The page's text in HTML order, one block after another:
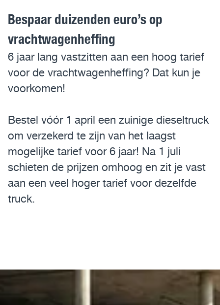
Assistentiesystemen voor jouw MAN
Mobile24
MAN Werkplaatsen
MAN Smart Tacho
Bespaar duizenden euro’s op
vrachtwagenheffing
6 jaar lang vastzitten aan een hoog tarief
voor de vrachtwagenheffing? Dat kun je
voorkomen!
Bestel vóór 1 april een zuinige dieseltruck
om verzekerd te zijn van het laagst
mogelijke tarief voor 6 jaar! Na 1 juli
schieten de prijzen omhoog en zit je vast
aan een veel hoger tarief voor dezelfde
truck.